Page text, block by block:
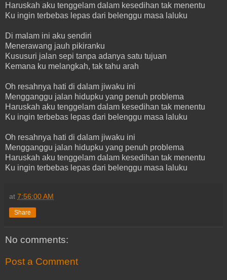
Haruskah aku tenggelam dalam kesedihan tak menentu
Ku ingin terbebas lepas dari belenggu masa laluku
Di malam ini aku sendiri
Menerawang jauh pikiranku
Kususuri jalan sepi tanpa adanya satu tujuan
Kemana ku melangkah, tak tahu arah
Oh resahnya hati di dalam jiwaku ini
Mengganggu jalan hidupku yang penuh problema
Haruskah aku tenggelam dalam kesedihan tak menentu
Ku ingin terbebas lepas dari belenggu masa laluku
Oh resahnya hati di dalam jiwaku ini
Mengganggu jalan hidupku yang penuh problema
Haruskah aku tenggelam dalam kesedihan tak menentu
Ku ingin terbebas lepas dari belenggu masa laluku
at 7:56:00 AM
Share
No comments:
Post a Comment